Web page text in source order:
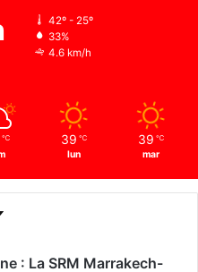
42º - 25º
33%
4.6 km/h
℃ 39 ℃
lun
39 ℃
mar
: La SRM Marrakech-